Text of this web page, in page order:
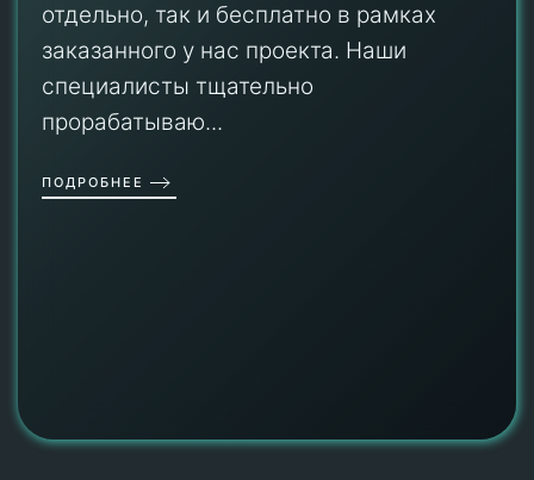
отдельно, так и бесплатно в рамках
заказанного у нас проекта. Наши
специалисты тщательно
прорабатываю...
ПОДРОБНЕЕ